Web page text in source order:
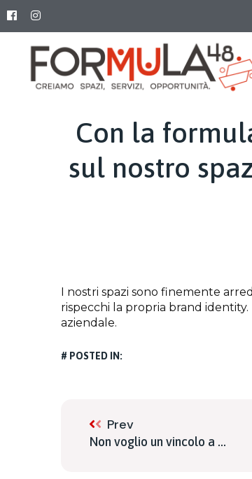
Con la
sul nostro
I nostri spazi sono finemente
rispecchi la propria brand
aziendale.
# POSTED IN:
Prev
Non voglio un vincolo a ...